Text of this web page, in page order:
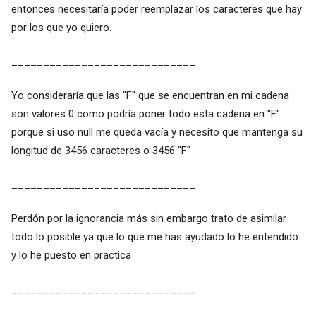
entonces necesitaría poder reemplazar los caracteres que hay
por los que yo quiero.
Yo consideraría que las "F" que se encuentran en mi cadena
son valores 0 como podría poner todo esta cadena en "F"
porque si uso null me queda vacía y necesito que mantenga su
longitud de 3456 caracteres o 3456 "F"
Perdón por la ignorancia más sin embargo trato de asimilar
todo lo posible ya que lo que me has ayudado lo he entendido
y lo he puesto en practica